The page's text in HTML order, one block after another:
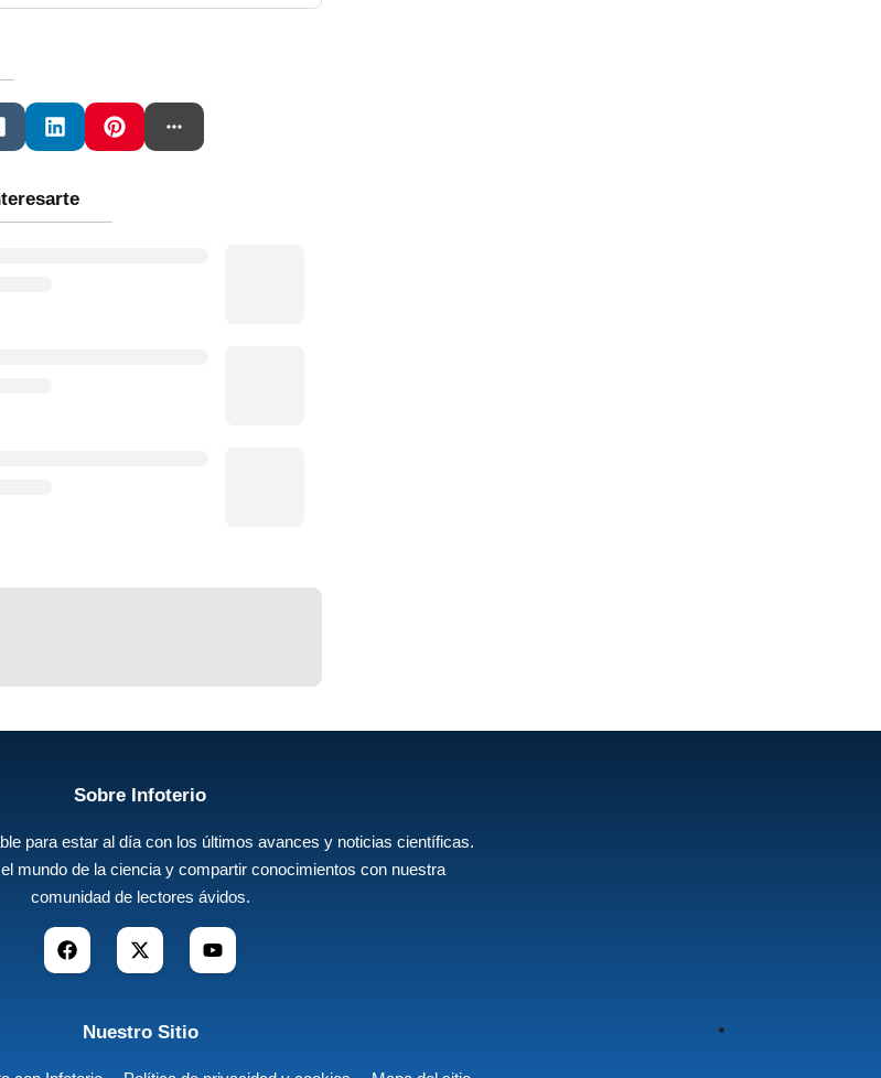
Sobre Infoterio
para estar al día con los últimos avances y noticias científicas.
mundo de la ciencia y compartir conocimientos con nuestra
comunidad de lectores ávidos.
Nuestro Sitio